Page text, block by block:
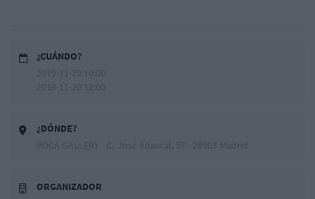
¿CUÁNDO?
¿DÓNDE?
ORGANIZADOR